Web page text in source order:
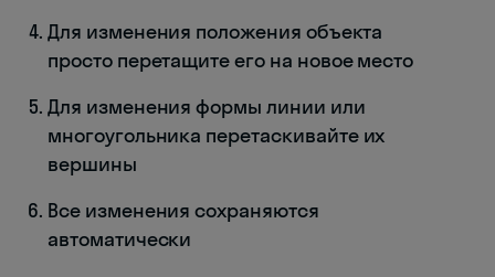
Для изменения положения объекта
просто перетащите его на новое место
Для изменения формы линии или
многоугольника перетаскивайте их
вершины
Все изменения сохраняются
автоматически